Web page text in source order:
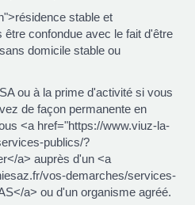
stable et
confondue avec le fait d'être
domicile stable ou
ou à la prime d'activité si vous
de façon permanente en
<a href="https://www.viuz-la-
publics/?
a> auprès d'un <a
vos-demarches/services-
a> ou d'un organisme agréé.